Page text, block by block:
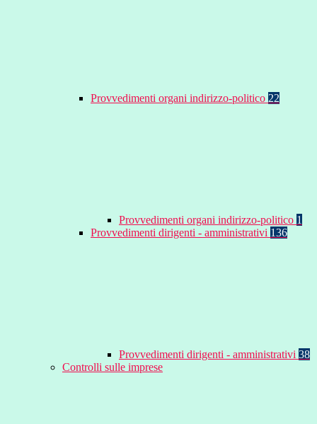
Provvedimenti organi indirizzo-politico 22
Provvedimenti organi indirizzo-politico 1
Provvedimenti dirigenti - amministrativi 136
Provvedimenti dirigenti - amministrativi 38
Controlli sulle imprese